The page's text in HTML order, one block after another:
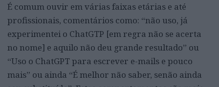
É comum ouvir em várias faixas etárias e até
profissionais, comentários como: “não uso, já
experimentei o ChatGTP [em regra não se acerta
no nome] e aquilo não deu grande resultado” ou
“Uso o ChatGPT para escrever e-mails e pouco
mais” ou ainda “É melhor não saber, senão ainda